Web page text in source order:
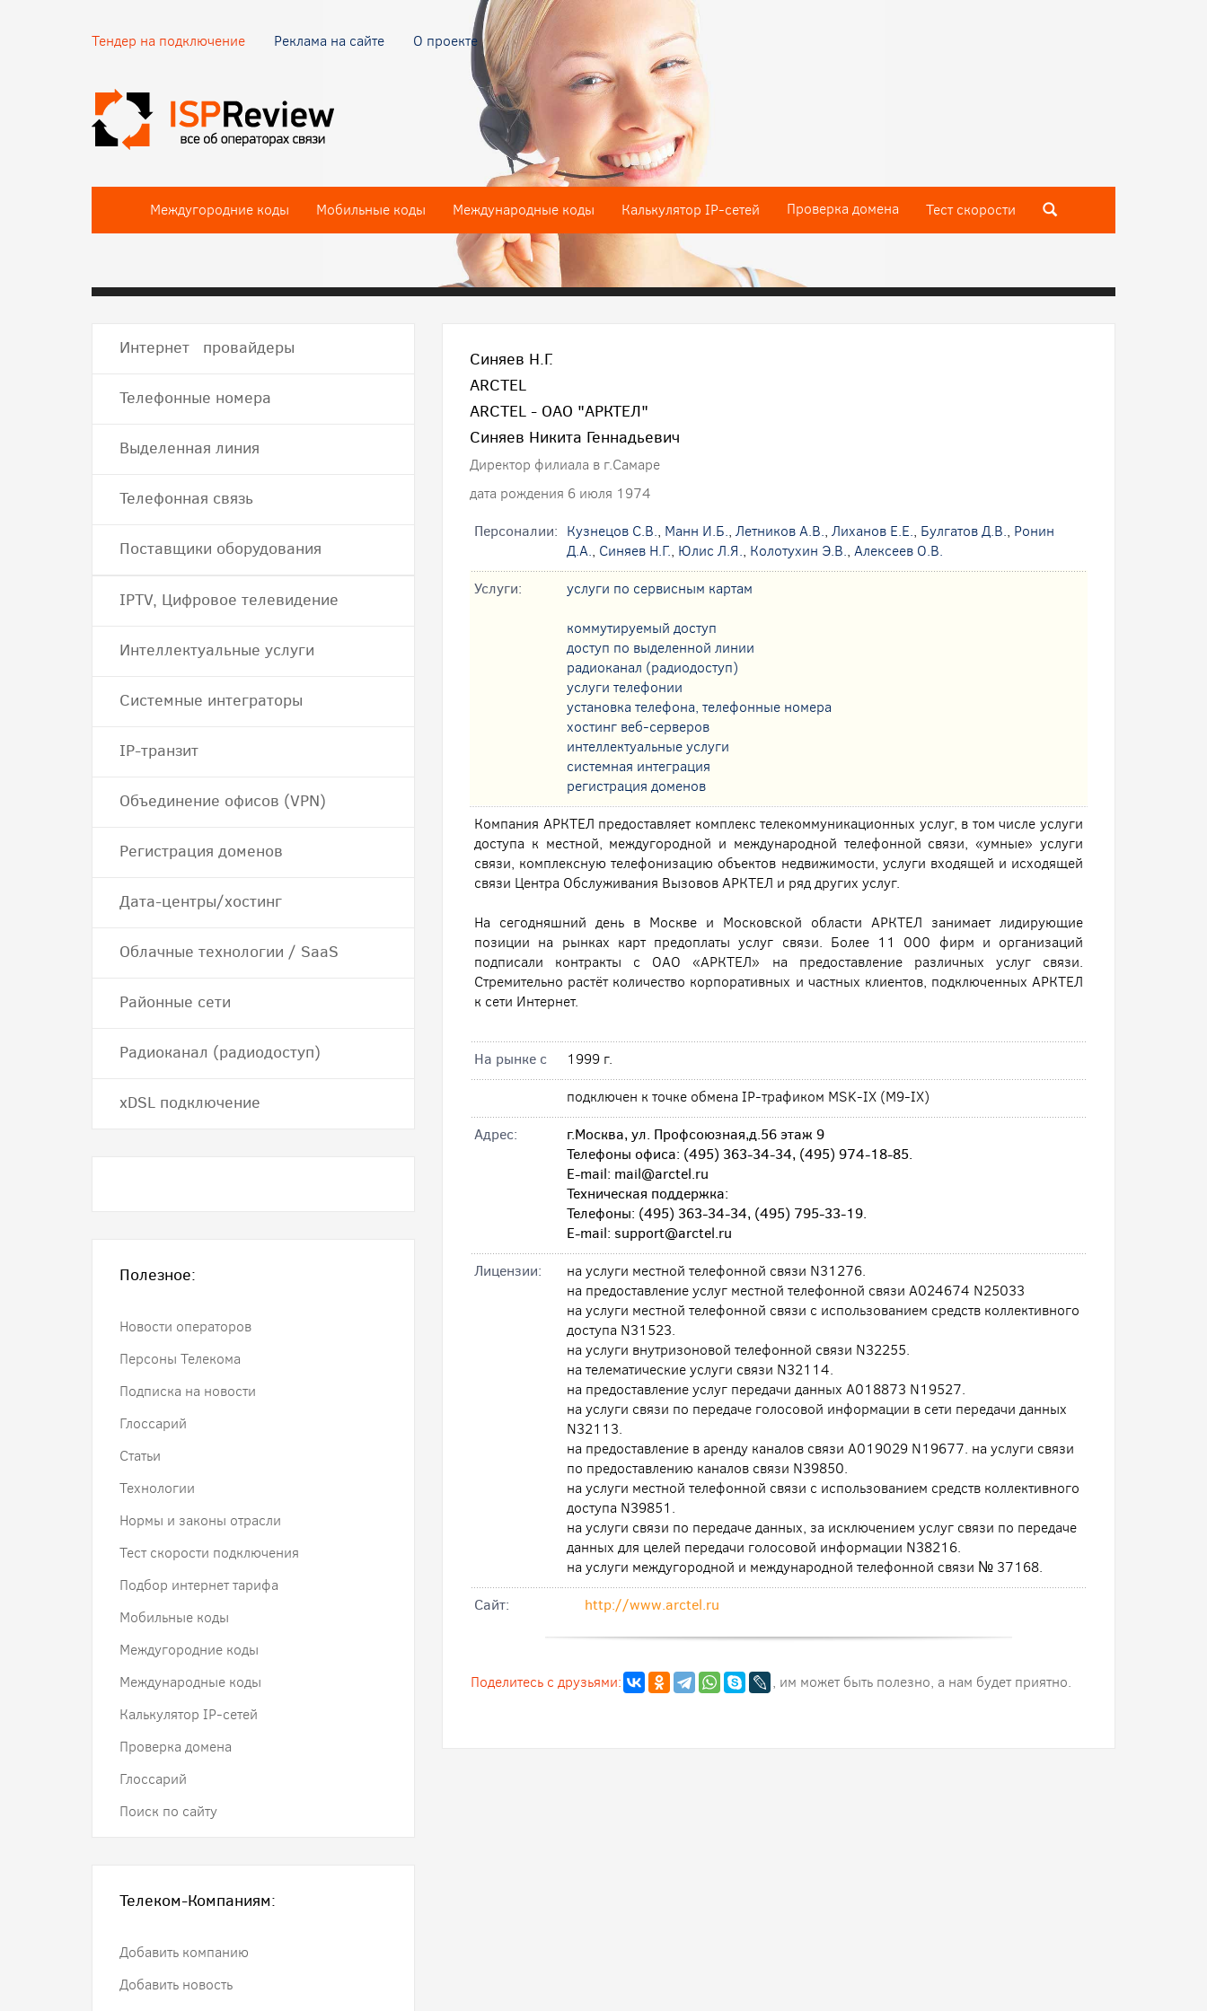
Тендер на подключение Реклама на сайте О проекте
Междугородние коды Мобильные коды Международные коды Калькулятор IP-сетей Проверка домена Тест скороcти
Синяев Н.Г.
ARCTEL
ARCTEL - ОАО "АРКТЕЛ"
Синяев Никита Геннадьевич
Директор филиала в г.Самаре
дата рождения 6 июля 1974
Персоналии: Кузнецов С.В., Манн И.Б., Летников А.В., Лиханов Е.Е., Булгатов Д.В., Ронин
Д.А., Синяев Н.Г., Юлис Л.Я., Колотухин Э.В., Алексеев О.В.
Услуги:
услуги по сервисным картам
коммутируемый доступ
доступ по выделенной линии
радиоканал (радиодоступ)
услуги телефонии
установка телефона, телефонные номера
хостинг веб-серверов
интеллектуальные услуги
системная интеграция
регистрация доменов
Компания АРКТЕЛ предоставляет комплекс телекоммуникационных услуг, в том числе услуги
доступа к местной, междугородной и международной телефонной связи, «умные» услуги
связи, комплексную телефонизацию объектов недвижимости, услуги входящей и исходящей
связи Центра Обслуживания Вызовов АРКТЕЛ и ряд других услуг.
На сегодняшний день в Москве и Московской области АРКТЕЛ занимает лидирующие
позиции на рынках карт предоплаты услуг связи. Более 11 000 фирм и организаций
подписали контракты с ОАО «АРКТЕЛ» на предоставление различных услуг связи.
Стремительно растёт количество корпоративных и частных клиентов, подключенных АРКТЕЛ
к сети Интернет.
На рынке с
1999 г.
подключен к точке обмена IP-трафиком MSK-IX (M9-IX)
Адрес:
г.Москва, ул. Профсоюзная,д.56 этаж 9
Телефоны офиса: (495) 363-34-34, (495) 974-18-85.
E-mail: mail@arctel.ru
Техническая поддержка:
Телефоны: (495) 363-34-34, (495) 795-33-19.
E-mail: support@arctel.ru
Лицензии:
на услуги местной телефонной связи N31276.
на предоставление услуг местной телефонной связи А024674 N25033
на услуги местной телефонной связи с использованием средств коллективного
доступа N31523.
на услуги внутризоновой телефонной связи N32255.
на телематические услуги связи N32114.
на предоставление услуг передачи данных А018873 N19527.
на услуги связи по передаче голосовой информации в сети передачи данных
N32113.
на предоставление в аренду каналов связи А019029 N19677. на услуги связи
по предоставлению каналов связи N39850.
на услуги местной телефонной связи с использованием средств коллективного
доступа N39851.
на услуги связи по передаче данных, за исключением услуг связи по передаче
данных для целей передачи голосовой информации N38216.
на услуги междугородной и международной телефонной связи № 37168.
Cайт:
http://www.arctel.ru
Поделитесь с друзьями: , им может быть полезно, а нам будет приятно.
Интернет провайдеры
Телефонные номера
Выделенная линия
Телефонная связь
Поставщики оборудования
IPTV, Цифровое телевидение
Интеллектуальные услуги
Системные интеграторы
IP-транзит
Объединение офисов (VPN)
Регистрация доменов
Дата-центры/хостинг
Облачные технологии / SaaS
Районные сети
Радиоканал (радиодоступ)
хDSL подключение
Полезное:
Новости операторов
Персоны Телекома
Подписка на новости
Глоссарий
Статьи
Технологии
Нормы и законы отрасли
Тест скорости подключения
Подбор интернет тарифа
Мобильные коды
Междугородние коды
Международные коды
Калькулятор IP-сетей
Проверка домена
Глоссарий
Поиск по сайту
Телеком-Компаниям:
Добавить компанию
Добавить новость